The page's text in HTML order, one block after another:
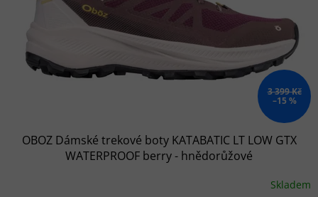
3 399 Kč
–15 %
OBOZ Dámské trekové boty KATABATIC LT LOW GTX
WATERPROOF berry - hnědorůžové
Skladem